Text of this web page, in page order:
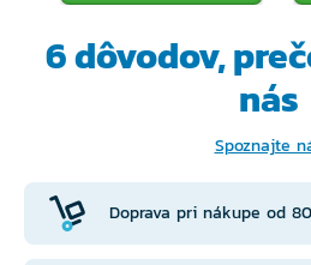
6 dôvodov,
nás
Spoznajte
Doprava pri nákupe od